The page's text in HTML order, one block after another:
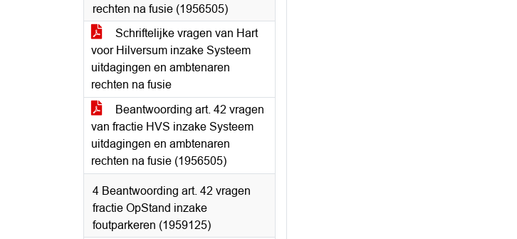
rechten na fusie (1956505)
Schriftelijke vragen van Hart
voor Hilversum inzake Systeem
uitdagingen en ambtenaren
rechten na fusie
Beantwoording art. 42 vragen
van fractie HVS inzake Systeem
uitdagingen en ambtenaren
rechten na fusie (1956505)
4 Beantwoording art. 42 vragen
fractie OpStand inzake
foutparkeren (1959125)